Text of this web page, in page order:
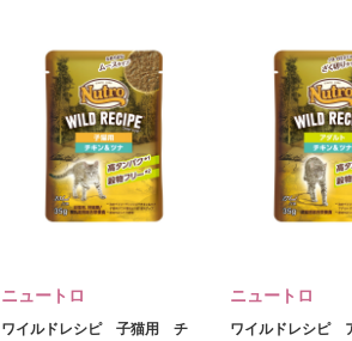
ニュートロ
ワイルドレシピ 子猫用 チ
ニュートロ
ワイルドレシピ